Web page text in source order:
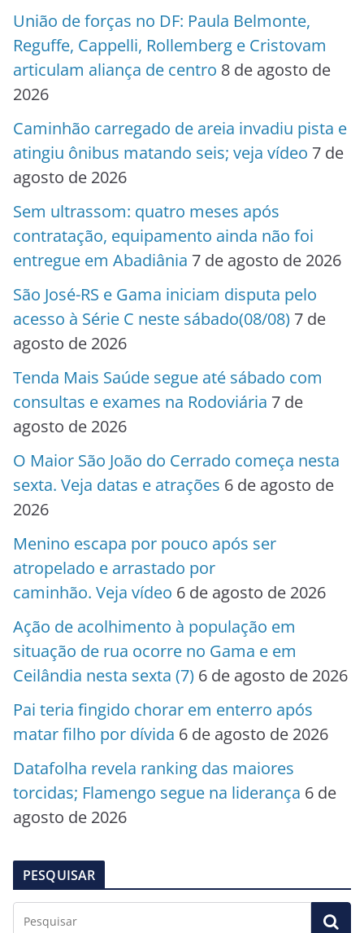
União de forças no DF: Paula Belmonte,
Reguffe, Cappelli, Rollemberg e Cristovam
articulam aliança de centro 8 de agosto de
2026
Caminhão carregado de areia invadiu pista e
atingiu ônibus matando seis; veja vídeo 7 de
agosto de 2026
Sem ultrassom: quatro meses após
contratação, equipamento ainda não foi
entregue em Abadiânia 7 de agosto de 2026
São José-RS e Gama iniciam disputa pelo
acesso à Série C neste sábado(08/08) 7 de
agosto de 2026
Tenda Mais Saúde segue até sábado com
consultas e exames na Rodoviária 7 de
agosto de 2026
O Maior São João do Cerrado começa nesta
sexta. Veja datas e atrações 6 de agosto de
2026
Menino escapa por pouco após ser
atropelado e arrastado por
caminhão. Veja vídeo 6 de agosto de 2026
Ação de acolhimento à população em
situação de rua ocorre no Gama e em
Ceilândia nesta sexta (7) 6 de agosto de 2026
Pai teria fingido chorar em enterro após
matar filho por dívida 6 de agosto de 2026
Datafolha revela ranking das maiores
torcidas; Flamengo segue na liderança 6 de
agosto de 2026
PESQUISAR